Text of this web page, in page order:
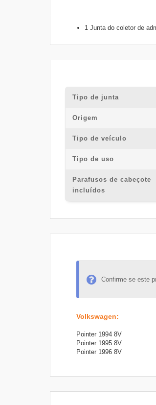
1 Junta do coletor de
Tipo de junta
Origem
Tipo de veículo
Tipo de uso
Parafusos de cabeçote
incluídos
Confirme se este
Volkswagen:
Pointer 1994 8V
Pointer 1995 8V
Pointer 1996 8V